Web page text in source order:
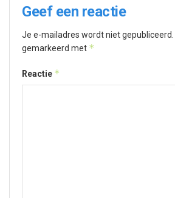
Geef een reactie
Je e-mailadres wordt niet gepubliceerd.
gemarkeerd met *
Reactie *